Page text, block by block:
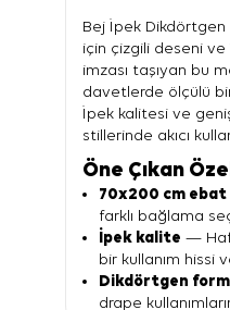
Bej İpek
için çizgili deseni
imzası taşıyan bu
davetlerde ölçülü
İpek kalitesi ve
stillerinde akıcı
Öne Çıkan
70x200 cm ebat
farklı bağlama
İpek kalite —
bir kullanım hissi
Dikdörtgen form
drape